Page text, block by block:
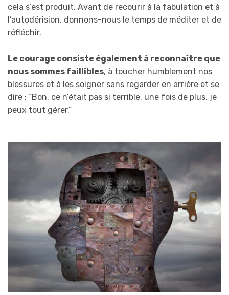
cela s’est produit. Avant de recourir à la fabulation et à
l’autodérision, donnons-nous le temps de méditer et de
réfléchir.
Le courage consiste également à reconnaître que
nous sommes faillibles, à toucher humblement nos
blessures et à les soigner sans regarder en arrière et se
dire : “Bon, ce n’était pas si terrible, une fois de plus, je
peux tout gérer.”